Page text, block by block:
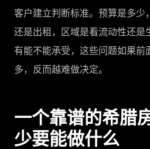
客户建立判断标准。预算是多少
还是出租，区域是看流动性还是
有能不能承受，这些问题如果前
多，反而越难做决定。
一个靠谱的希腊
少要能做什么